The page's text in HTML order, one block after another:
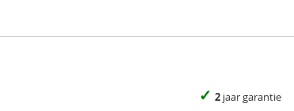
✓ 2 jaar garantie